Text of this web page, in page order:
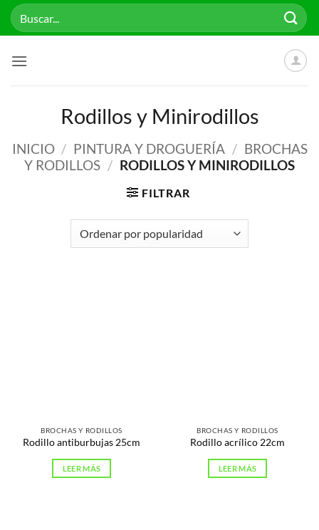
Saltar
Buscar
por:
Rodillos y Minirodillos
INICIO / PINTURA Y DROGUERÍA / BROCHAS
Y RODILLOS / RODILLOS Y MINIRODILLOS
FILTRAR
BROCHAS Y RODILLOS
Rodillo antiburbujas 25cm
LEER MÁS
BROCHAS Y RODILLOS
Rodillo acrílico 22cm
LEER MÁS